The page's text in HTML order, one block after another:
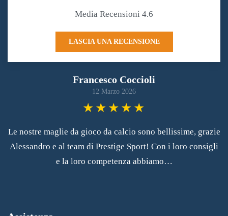
Media Recensioni 4.6
LASCIA UNA RECENSIONE
Francesco Coccioli
12 Marzo 2026
Le nostre maglie da gioco da calcio sono bellissime, grazie
Alessandro e al team di Prestige Sport! Con i loro consigli
e la loro competenza abbiamo…